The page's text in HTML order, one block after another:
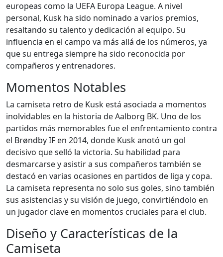
europeas como la UEFA Europa League. A nivel
personal, Kusk ha sido nominado a varios premios,
resaltando su talento y dedicación al equipo. Su
influencia en el campo va más allá de los números, ya
que su entrega siempre ha sido reconocida por
compañeros y entrenadores.
Momentos Notables
La camiseta retro de Kusk está asociada a momentos
inolvidables en la historia de Aalborg BK. Uno de los
partidos más memorables fue el enfrentamiento contra
el Brøndby IF en 2014, donde Kusk anotó un gol
decisivo que selló la victoria. Su habilidad para
desmarcarse y asistir a sus compañeros también se
destacó en varias ocasiones en partidos de liga y copa.
La camiseta representa no solo sus goles, sino también
sus asistencias y su visión de juego, convirtiéndolo en
un jugador clave en momentos cruciales para el club.
Diseño y Características de la
Camiseta